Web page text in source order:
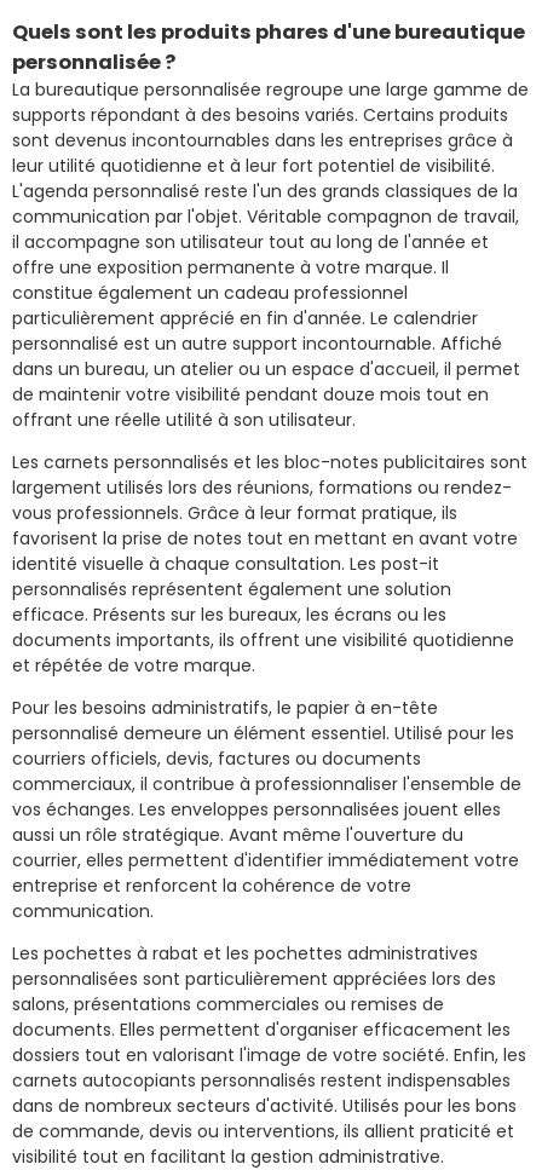
Quels sont les produits phares d'une bureautique
personnalisée ?
La bureautique personnalisée regroupe une large gamme de
supports répondant à des besoins variés. Certains produits
sont devenus incontournables dans les entreprises grâce à
leur utilité quotidienne et à leur fort potentiel de visibilité.
L'agenda personnalisé reste l'un des grands classiques de la
communication par l'objet. Véritable compagnon de travail,
il accompagne son utilisateur tout au long de l'année et
offre une exposition permanente à votre marque. Il
constitue également un cadeau professionnel
particulièrement apprécié en fin d'année. Le calendrier
personnalisé est un autre support incontournable. Affiché
dans un bureau, un atelier ou un espace d'accueil, il permet
de maintenir votre visibilité pendant douze mois tout en
offrant une réelle utilité à son utilisateur.
Les carnets personnalisés et les bloc-notes publicitaires sont
largement utilisés lors des réunions, formations ou rendez-
vous professionnels. Grâce à leur format pratique, ils
favorisent la prise de notes tout en mettant en avant votre
identité visuelle à chaque consultation. Les post-it
personnalisés représentent également une solution
efficace. Présents sur les bureaux, les écrans ou les
documents importants, ils offrent une visibilité quotidienne
et répétée de votre marque.
Pour les besoins administratifs, le papier à en-tête
personnalisé demeure un élément essentiel. Utilisé pour les
courriers officiels, devis, factures ou documents
commerciaux, il contribue à professionnaliser l'ensemble de
vos échanges. Les enveloppes personnalisées jouent elles
aussi un rôle stratégique. Avant même l'ouverture du
courrier, elles permettent d'identifier immédiatement votre
entreprise et renforcent la cohérence de votre
communication.
Les pochettes à rabat et les pochettes administratives
personnalisées sont particulièrement appréciées lors des
salons, présentations commerciales ou remises de
documents. Elles permettent d'organiser efficacement les
dossiers tout en valorisant l'image de votre société. Enfin, les
carnets autocopiants personnalisés restent indispensables
dans de nombreux secteurs d'activité. Utilisés pour les bons
de commande, devis ou interventions, ils allient praticité et
visibilité tout en facilitant la gestion administrative.